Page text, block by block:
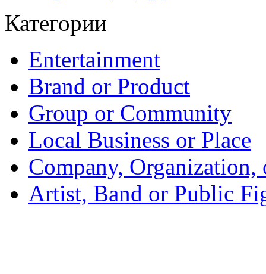
Категории
Entertainment
Brand or Product
Group or Community
Local Business or Place
Company,
Artist, Band or Public